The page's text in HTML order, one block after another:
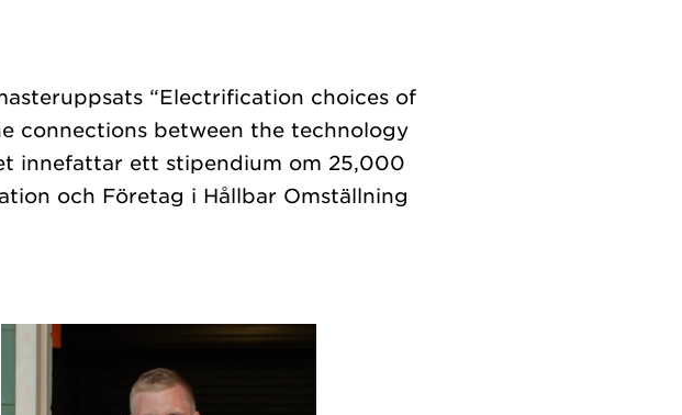
“Electrification choices of
connections between the technology
innefattar ett stipendium om 25,000
och Företag i Hållbar Omställning